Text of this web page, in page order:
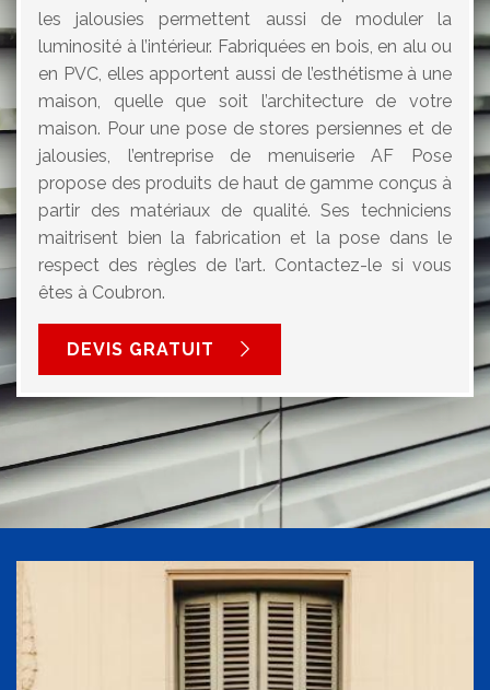
les jalousies permettent aussi de moduler la
luminosité à l’intérieur. Fabriquées en bois, en alu ou
en PVC, elles apportent aussi de l’esthétisme à une
maison, quelle que soit l’architecture de votre
maison. Pour une pose de stores persiennes et de
jalousies, l’entreprise de menuiserie AF Pose
propose des produits de haut de gamme conçus à
partir des matériaux de qualité. Ses techniciens
maitrisent bien la fabrication et la pose dans le
respect des règles de l’art. Contactez-le si vous
êtes à Coubron.
DEVIS GRATUIT